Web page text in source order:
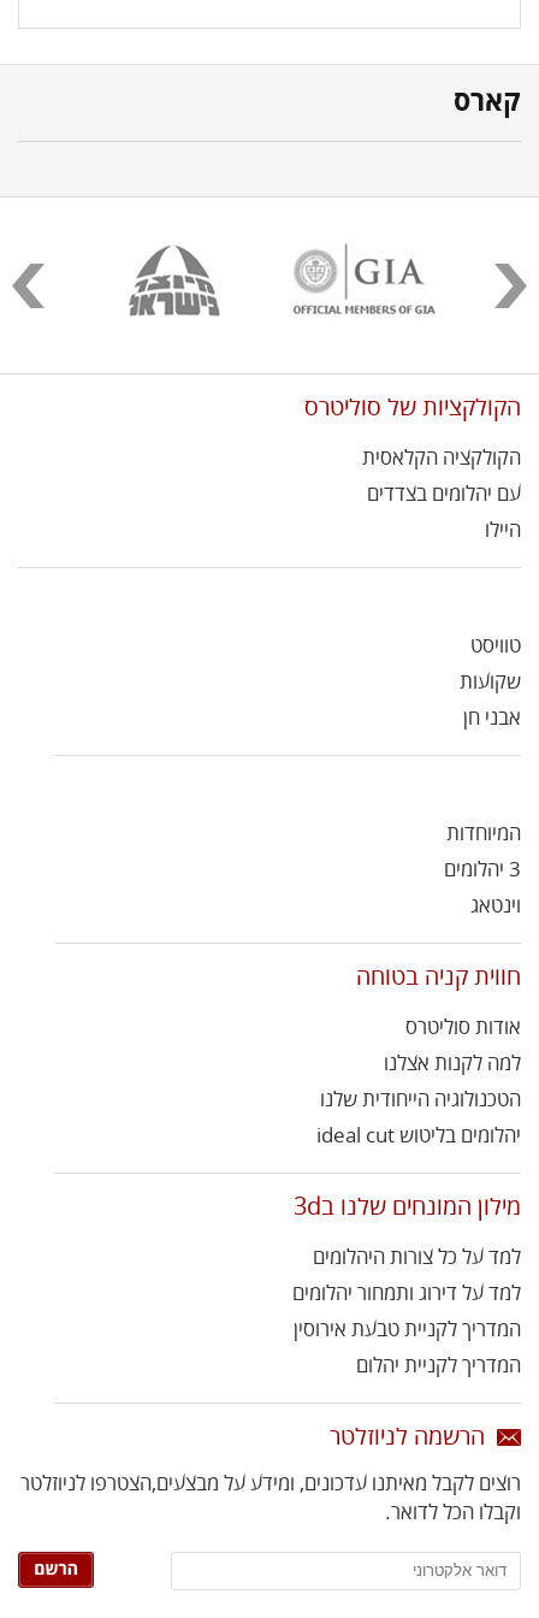
קארס
הקולקציות של סוליטרס
הקולקציה הקלאסית
עם יהלומים בצדדים
היילו
טוויסט
שקועות
אבני חן
המיוחדות
3 יהלומים
וינטאג
חווית קניה בטוחה
אודות סוליטרס
למה לקנות אצלנו
הטכנולוגיה הייחודית שלנו
יהלומים בליטוש ideal cut
מילון המונחים שלנו ב3d
למד על כל צורות היהלומים
למד על דירוג ותמחור יהלומים
המדריך לקניית טבעת אירוסין
המדריך לקניית יהלום
הרשמה לניוזלטר
רוצים לקבל מאיתנו עדכונים, ומידע על מבצעים,הצטרפו לניוזלטר
וקבלו הכל לדואר.